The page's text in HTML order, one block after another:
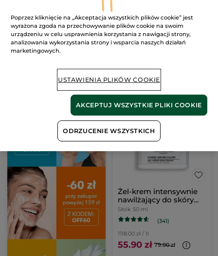
krem regenerujący na
dzień i na noc & maska
na noc 75 ml
Słoiczek 75 ml
(905)
2386.67 zł / 1l
DODAJ DO
KOSZYKA
niedoskonałości
Słoiczek 50 ml
(59)
DODAJ DO
KOSZYKA
Żel-krem intensywnie
nawilżający do skóry
normalnej i mieszanej
50 ml
Słoik 50 ml
(341)
1118.00 zł / 1l
55.90 zł 79.00 zł
Poprzez kliknięcie na „Akceptacja wszystkich plików cookie” jest
wyrażona zgoda na przechowywanie plików cookie na swoim
urządzeniu w celu usprawnienia korzystania z nawigacji strony,
analizowania wykorzystania strony i wsparcia naszych działań
marketingowych.
USTAWIENIA PLIKÓW COOKIE
ODRZUCENIE WSZYSTKICH
AKCEPTUJ WSZYSTKIE PLIKI COOKIE